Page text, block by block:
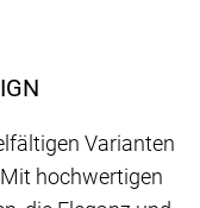
Varianten
hochwertigen